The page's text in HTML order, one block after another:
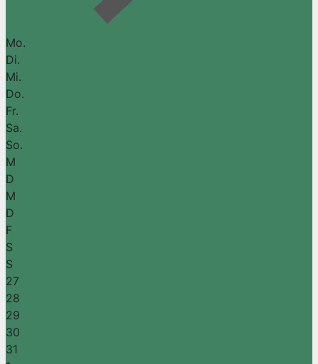
Mo.
Di.
Mi.
Do.
Fr.
Sa.
So.
M
D
M
D
F
S
S
27
28
29
30
31